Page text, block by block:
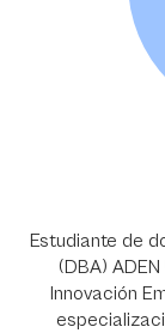
Estudiante de
(DBA)
Innovación